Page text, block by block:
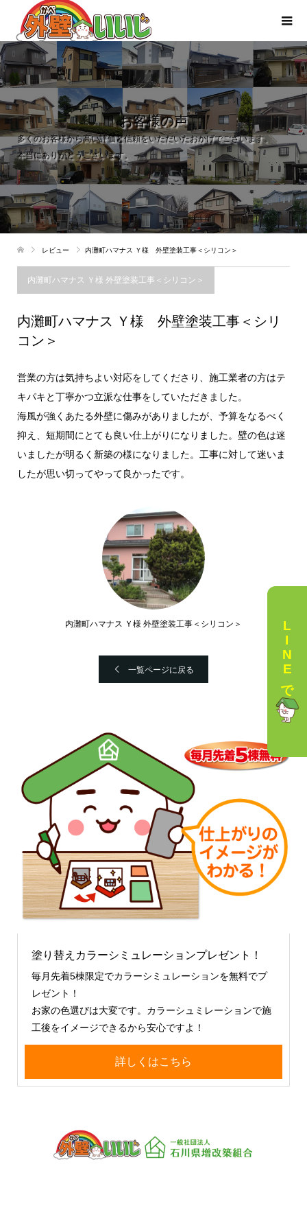
LINEで相談
お客様の声
多くのお客様から高い評価と信頼をいただいたおかげでございます。
本当にありがとうございます。
レビュー 内灘町ハマナス Ｙ様 外壁塗装工事＜シリコン＞
内灘町ハマナス Ｙ様 外壁塗装工事＜シリコン＞
内灘町ハマナス Ｙ様 外壁塗装工事＜シリ
コン＞
営業の方は気持ちよい対応をしてくださり、施工業者の方はテ
キパキと丁寧かつ立派な仕事をしていただきました。
海風が強くあたる外壁に傷みがありましたが、予算をなるべく
抑え、短期間にとても良い仕上がりになりました。壁の色は迷
いましたが明るく新築の様になりました。工事に対して迷いま
したが思い切ってやって良かったです。
内灘町ハマナス Ｙ様 外壁塗装工事＜シリコン＞
一覧ページに戻る
塗り替えカラーシミュレーションプレゼント！
毎月先着5棟限定でカラーシミュレーションを無料でプ
レゼント！
お家の色選びは大変です。カラーシュミレーションで施
工後をイメージできるから安心ですよ！
詳しくはこちら